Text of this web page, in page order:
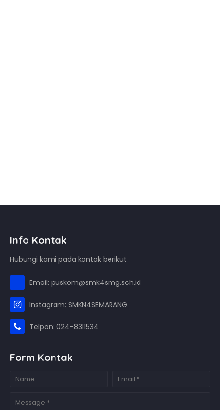
Info Kontak
Hubungi kami pada kontak berikut
Email: puskom@smk4smg.sch.id
Instagram: SMKN4SEMARANG
Telpon: 024-8311534
Form Kontak